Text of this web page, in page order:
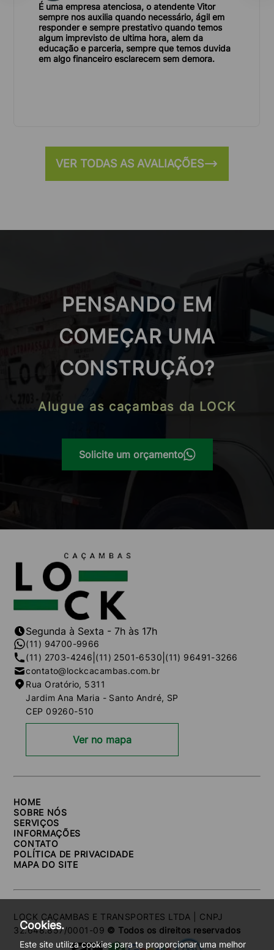
É uma empresa atenciosa, o atendente Vitor
sempre nos auxilia quando necessário, ágil em
responder e sempre prestativo quando temos
algum imprevisto de ultima hora, alem da
educação e parceria, sempre que temos duvida
em algo financeiro esclarecem sem demora.
VER TODAS AS AVALIAÇÕES
PENSANDO EM
COMEÇAR UMA
CONSTRUÇÃO?
Alugue as caçambas da LOCK
Solicite um orçamento
Segunda à Sexta - 7h às 17h
(11) 94700-9966
(11) 2703-4246 (11) 2501-6530 (11) 96491-3266
contato@lockcacambas.com.br
Rua Oratório, 5311
Jardim Ana Maria - Santo André, SP
CEP 09260-510
Ver no mapa
HOME
SOBRE NÓS
SERVIÇOS
INFORMAÇÕES
CONTATO
POLÍTICA DE PRIVACIDADE
MAPA DO SITE
LOCK CAÇAMBAS E TRANSPORTES LTDA | CNPJ
32.648.857/0001-09 © Todos os direitos reservados
Cookies.
Este site utiliza cookies para te proporcionar uma melhor